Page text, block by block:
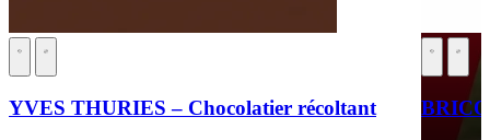
YVES THURIES – Chocolatier récoltant